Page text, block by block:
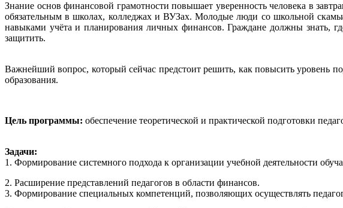
Знание основ финансовой грамотности повышает уверенность человека в
обязательным в школах, колледжах и ВУЗах. Молодые люди со школьной
навыками учёта и планирования личных финансов. Граждане должны знать,
защитить.
Важнейший вопрос, который сейчас предстоит решить, как повысить уровень
образования.
Цель программы: обеспечение теоретической и практической подготовки
Задачи:
1. Формирование системного подхода к организации учебной деятельности
2. Расширение представлений педагогов в области финансов.
3. Формирование специальных компетенций, позволяющих осуществлять